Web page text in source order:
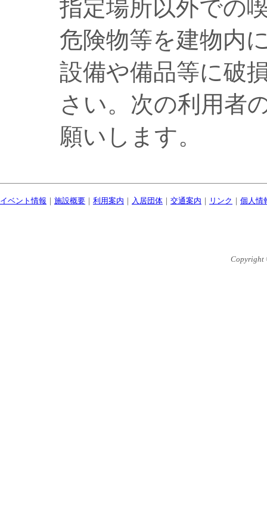
指定場所以外での
危険物等を建物内
設備や備品等に破
さい。次の利用者
願いします。
イベント情報 ｜ 施設概要 ｜ 利用案内 ｜ 入居団体 ｜ 交通案内 ｜ リンク ｜ 個人情
Copyright